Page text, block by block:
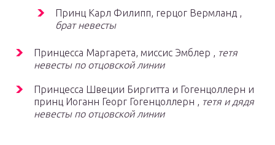
Принц Карл Филипп, герцог Вермланд ,
брат невесты
Принцесса Маргарета, миссис Эмблер , тетя
невесты по отцовской линии
Принцесса Швеции Биргитта и Гогенцоллерн и
принц Иоганн Георг Гогенцоллерн , тетя и дядя
невесты по отцовской линии